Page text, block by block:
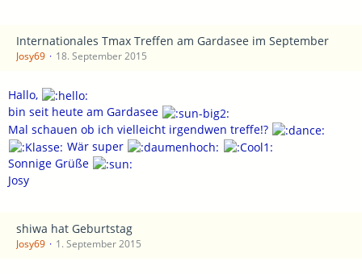
Internationales Tmax Treffen am Gardasee im September
Josy69 18. September 2015
Hallo,
bin seit heute am Gardasee
Mal schauen ob ich vielleicht irgendwen treffe!?
Wär super
Sonnige Grüße
Josy
shiwa hat Geburtstag
Josy69 1. September 2015